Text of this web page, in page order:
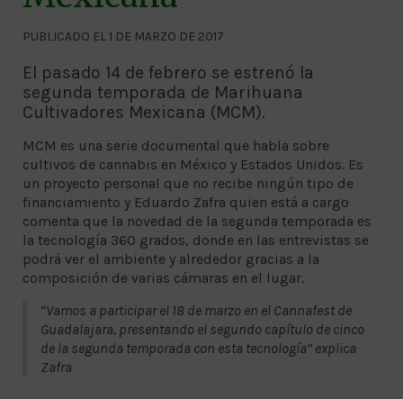
PUBLICADO EL 1 DE MARZO DE 2017
El pasado 14 de febrero se estrenó la
segunda temporada de Marihuana
Cultivadores Mexicana (MCM).
MCM es una serie documental que habla sobre
cultivos de cannabis en México y Estados Unidos. Es
un proyecto personal que no recibe ningún tipo de
financiamiento y Eduardo Zafra quien está a cargo
comenta que la novedad de la segunda temporada es
la tecnología 360 grados, donde en las entrevistas se
podrá ver el ambiente y alrededor gracias a la
composición de varias cámaras en el lugar.
“Vamos a participar el 18 de marzo en el Cannafest de
Guadalajara, presentando el segundo capítulo de cinco
de la segunda temporada con esta tecnología” explica
Zafra